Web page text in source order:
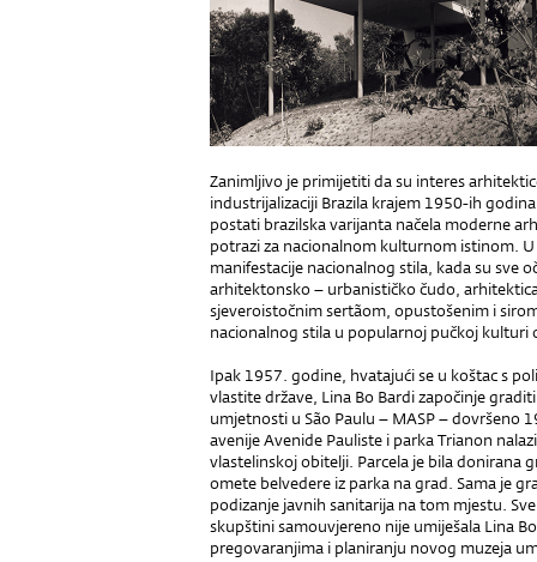
Zanimljivo je primijetiti da su interes
industrijalizaciji Brazila krajem 1950-ih
postati brazilska varijanta načela moderne
potrazi za nacionalnom kulturnom istinom.
manifestacije nacionalnog stila, kada su sve
arhitektonsko – urbanističko čudo,
sjeveroistočnim sertãom, opustošenim i
nacionalnog stila u popularnoj pučkoj kulturi
Ipak 1957. godine, hvatajući se u koštac s
vlastite države, Lina Bo Bardi započinje
umjetnosti u São Paulu – MASP – dovršeno
avenije Avenide Pauliste i parka Trianon
vlastelinskoj obitelji. Parcela je bila donirana
omete belvedere iz parka na grad. Sama je
podizanje javnih sanitarija na tom mjestu.
skupštini samouvjereno nije umiješala Lina
pregovaranjima i planiranju novog muzeja